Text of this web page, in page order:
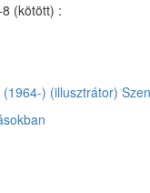
(kötött) :
) (illusztrátor)